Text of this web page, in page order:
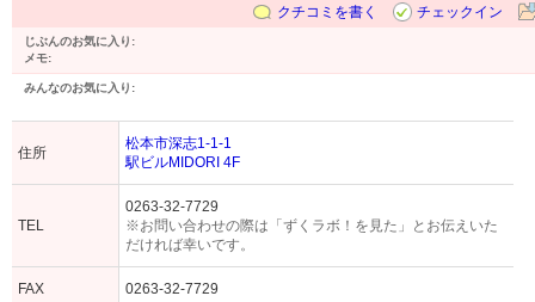
クチコミを書く
チェックイン
じぶんのお気に入り:
メモ:
みんなのお気に入り:
住所
松本市深志1-1-1
駅ビルMIDORI 4F
TEL
0263-32-7729
※お問い合わせの際は「ずくラボ！を見た」とお伝えいた
だければ幸いです。
FAX 0263-32-7729